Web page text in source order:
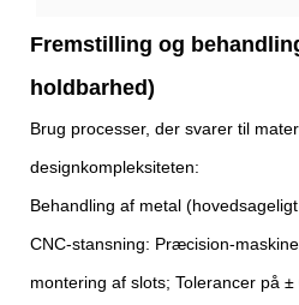
Fremstilling og
holdbarhed)
Brug processer, der svarer til
designkompleksiteten:
Behandling af metal
CNC-stansning: Præcision-
montering af slots; Tolerancer på